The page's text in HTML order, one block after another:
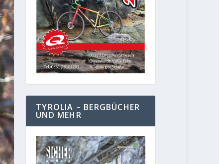
TYROLIA – BERGBÜCHER
UND MEHR